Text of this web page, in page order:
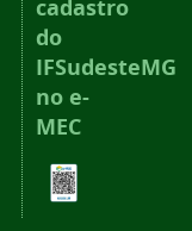
cadastro
do
IFSudesteMG
no e-
MEC